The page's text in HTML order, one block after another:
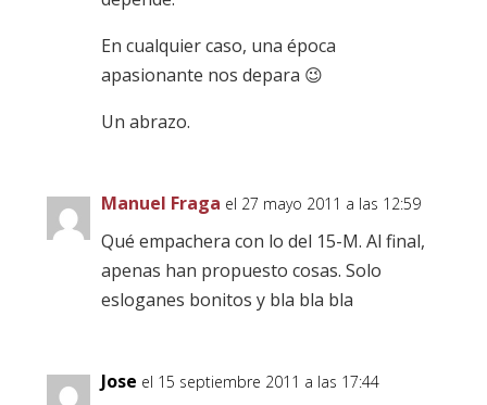
En cualquier caso, una época
apasionante nos depara 😉
Un abrazo.
Manuel Fraga el 27 mayo 2011 a las 12:59
Qué empachera con lo del 15-M. Al final,
apenas han propuesto cosas. Solo
esloganes bonitos y bla bla bla
Jose el 15 septiembre 2011 a las 17:44